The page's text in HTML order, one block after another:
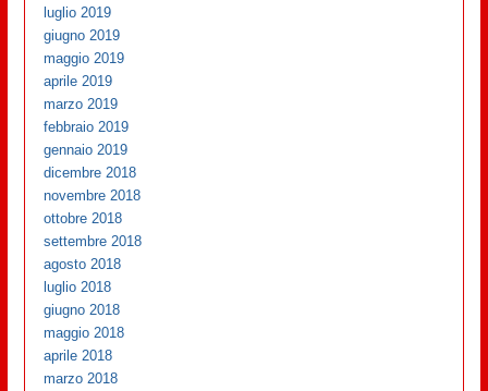
luglio 2019
giugno 2019
maggio 2019
aprile 2019
marzo 2019
febbraio 2019
gennaio 2019
dicembre 2018
novembre 2018
ottobre 2018
settembre 2018
agosto 2018
luglio 2018
giugno 2018
maggio 2018
aprile 2018
marzo 2018